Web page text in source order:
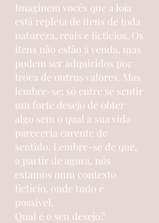
Imaginem vocês que a loja
está repleta de itens de toda
natureza, reais e fictícios. Os
itens não estão à venda, mas
podem ser adquiridos por
troca de outros valores. Mas
lembre-se: só entre se sentir
um forte desejo de obter
algo sem o qual a sua vida
pareceria carente de
sentido. Lembre-se de que,
a partir de agora, nós
estamos num contexto
fictício, onde tudo é
possível.
Qual é o seu desejo?